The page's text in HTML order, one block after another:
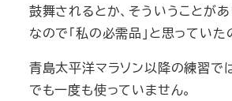
鼓舞されるとか、そういうことがあ
なので「私の必需品」と思っていた
青島太平洋マラソン以降の練習で
でも一度も使っていません。